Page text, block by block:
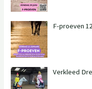
F-proeven
Verkleed